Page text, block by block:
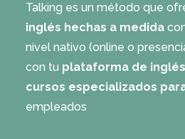
Talking es un método que
inglés hechas a medida
nivel nativo (online o
con tu plataforma de inglés
cursos especializados
empleados